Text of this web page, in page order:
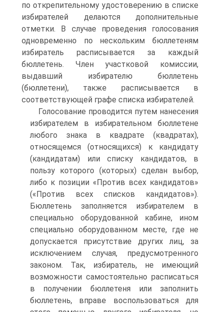
по открепительному удостоверению в списке
избирателей делаются дополнительные
отметки. В случае проведения голосования
одновременно по нескольким бюллетеням
избиратель расписывается за каждый
бюллетень. Член участковой комиссии,
выдавший избирателю бюллетень
(бюллетени), также расписывается в
соответствующей графе списка избирателей.
Голосование проводится путем нанесения
избирателем в избирательном бюллетене
любого знака в квадрате (квадратах),
относящемся (относящихся) к кандидату
(кандидатам) или списку кандидатов, в
пользу которого (которых) сделан выбор,
либо к позиции «Против всех кандидатов»
(«Против всех списков кандидатов»).
Бюллетень заполняется избирателем в
специально оборудованной кабине, ином
специально оборудованном месте, где не
допускается присутствие других лиц, за
исключением случая, предусмотренного
законом. Так, избиратель, не имеющий
возможности самостоятельно расписаться
в получении бюллетеня или заполнить
бюллетень, вправе воспользоваться для